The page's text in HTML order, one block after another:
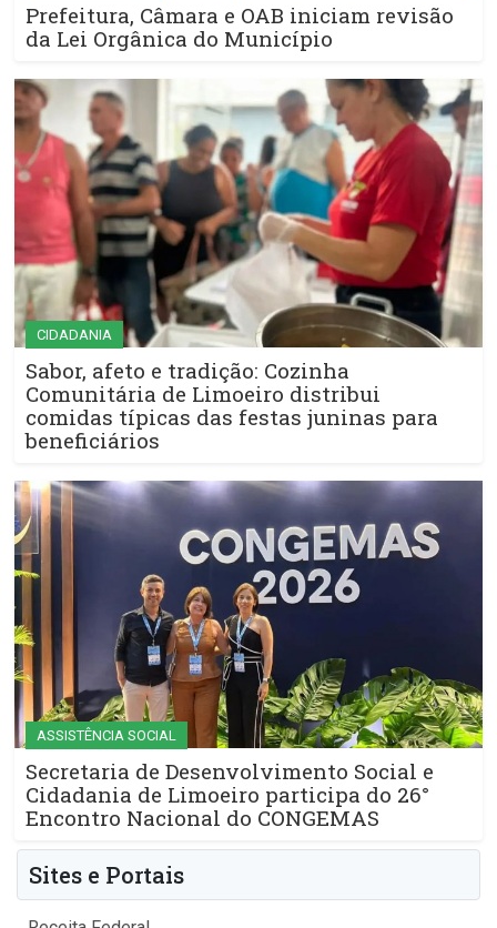
Prefeitura, Câmara e OAB iniciam revisão
da Lei Orgânica do Município
CIDADANIA
Sabor, afeto e tradição: Cozinha
Comunitária de Limoeiro distribui
comidas típicas das festas juninas para
beneficiários
ASSISTÊNCIA SOCIAL
Secretaria de Desenvolvimento Social e
Cidadania de Limoeiro participa do 26°
Encontro Nacional do CONGEMAS
Sites e Portais